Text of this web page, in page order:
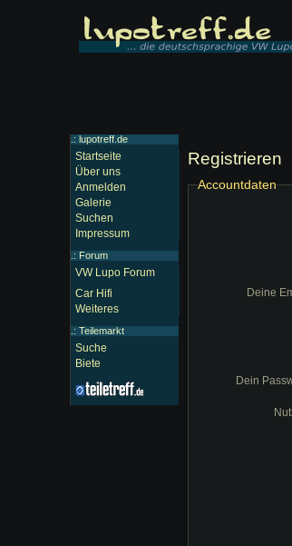
Registrieren
Accountdaten
Deine
Dein
.: lupotreff.de
Startseite
Über uns
Anmelden
Galerie
Suchen
Impressum
.: Forum
VW Lupo Forum
Car Hifi
Weiteres
.: Teilemarkt
Suche
Biete